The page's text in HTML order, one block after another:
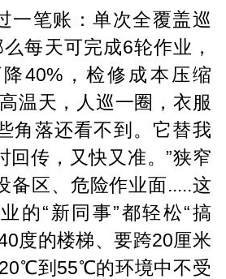
一笔账：单次全覆盖巡
每天可完成6轮作业，
40%，检修成本压缩
温天，人巡一圈，衣服
角落还看不到。它替我
回传，又快又准。”狭窄
备区、危险作业面.....这
的“新同事”都轻松“搞
度的楼梯、要跨20厘米
到55℃的环境中不受